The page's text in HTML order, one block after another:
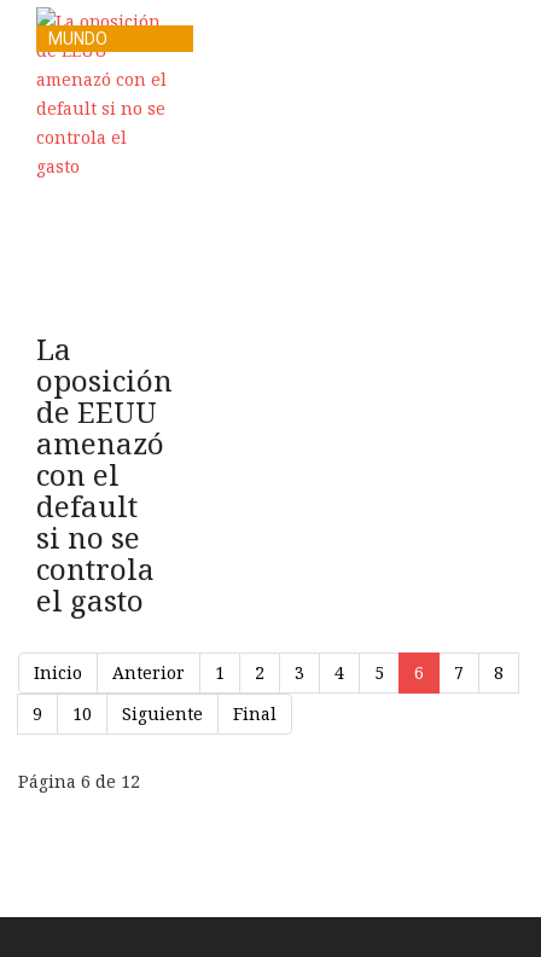
La
oposición
de EEUU
amenazó
con el
default
si no se
controla
el gasto
MUNDO
Inicio Anterior 1 2 3 4 5 6 7
8
9
10 Siguiente Final
Página 6 de 12